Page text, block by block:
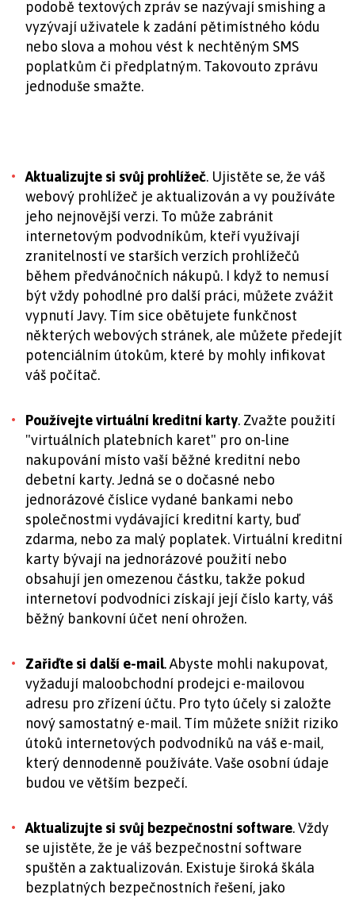
podobě textových zpráv se nazývají smishing a
vyzývají uživatele k zadání pětimístného kódu
nebo slova a mohou vést k nechtěným SMS
poplatkům či předplatným. Takovouto zprávu
jednoduše smažte.
Aktualizujte si svůj prohlížeč. Ujistěte se, že váš
webový prohlížeč je aktualizován a vy používáte
jeho nejnovější verzi. To může zabránit
internetovým podvodníkům, kteří využívají
zranitelností ve starších verzích prohlížečů
během předvánočních nákupů. I když to nemusí
být vždy pohodlné pro další práci, můžete zvážit
vypnutí Javy. Tím sice obětujete funkčnost
některých webových stránek, ale můžete předejít
potenciálním útokům, které by mohly infikovat
váš počítač.
Používejte virtuální kreditní karty. Zvažte použití
"virtuálních platebních karet" pro on-line
nakupování místo vaší běžné kreditní nebo
debetní karty. Jedná se o dočasné nebo
jednorázové číslice vydané bankami nebo
společnostmi vydávající kreditní karty, buď
zdarma, nebo za malý poplatek. Virtuální kreditní
karty bývají na jednorázové použití nebo
obsahují jen omezenou částku, takže pokud
internetoví podvodníci získají její číslo karty, váš
běžný bankovní účet není ohrožen.
Zařiďte si další e-mail. Abyste mohli nakupovat,
vyžadují maloobchodní prodejci e-mailovou
adresu pro zřízení účtu. Pro tyto účely si založte
nový samostatný e-mail. Tím můžete snížit riziko
útoků internetových podvodníků na váš e-mail,
který dennodenně používáte. Vaše osobní údaje
budou ve větším bezpečí.
Aktualizujte si svůj bezpečnostní software. Vždy
se ujistěte, že je váš bezpečnostní software
spuštěn a zaktualizován. Existuje široká škála
bezplatných bezpečnostních řešení, jako